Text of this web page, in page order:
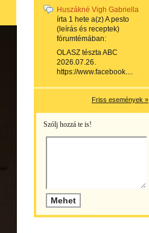
Huszákné Vigh Gabriella
írta 1 hete a(z)A pesto
(leírás és receptek)
fórumtémában:
OLASZ tészta ABC
2026.07.26.
https://www.facebook....
Friss események »
Szólj hozzá te is!